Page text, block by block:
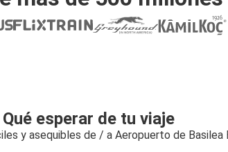
Qué esperar de tu viaje
y asequibles de / a Aeropuerto de Basilea